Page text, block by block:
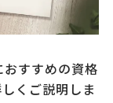
すすめの資格
くご説明しま